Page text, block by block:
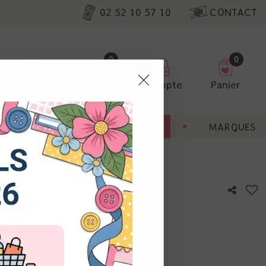
02 52 10 57 10 CONTACT
0
Compte
0
Panier
BONNES AFFAIRES MARQUES
- Marianne Design
avis !
nos
non
Vous
à droite